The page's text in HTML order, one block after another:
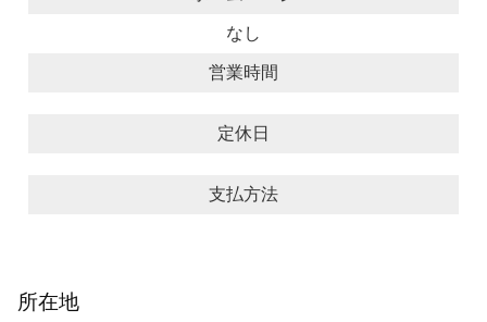
なし
営業時間
定休日
支払方法
所在地